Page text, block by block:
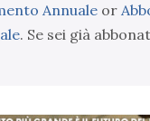
Annuale or
. Se sei già